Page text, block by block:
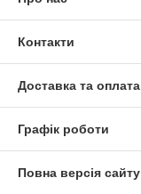
Контакти
Доставка та оплата
Графік роботи
Повна версія сайту